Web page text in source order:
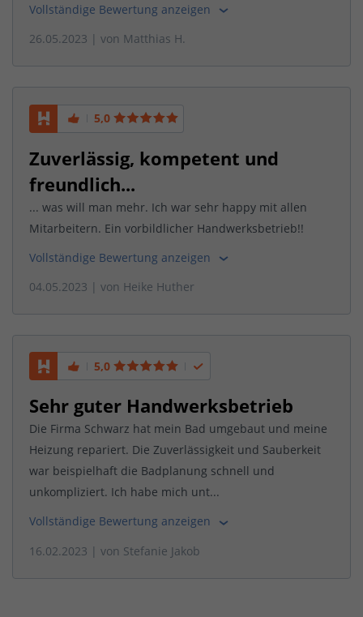
Vollständige Bewertung anzeigen
26.05.2023 | von Matthias H.
5,0
Zuverlässig, kompetent und
freundlich...
... was will man mehr. Ich war sehr happy mit allen
Mitarbeitern. Ein vorbildlicher Handwerksbetrieb!!
Vollständige Bewertung anzeigen
04.05.2023 | von Heike Huther
5,0
Sehr guter Handwerksbetrieb
Die Firma Schwarz hat mein Bad umgebaut und meine
Heizung repariert. Die Zuverlässigkeit und Sauberkeit
war beispielhaft die Badplanung schnell und
unkompliziert. Ich habe mich unt...
Vollständige Bewertung anzeigen
16.02.2023 | von Stefanie Jakob